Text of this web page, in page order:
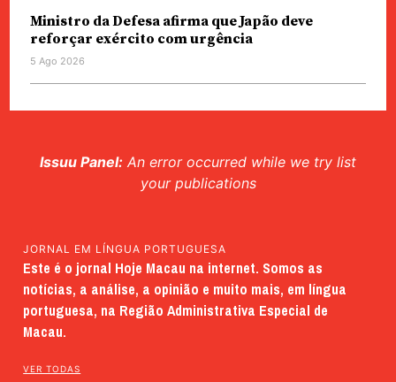
Ministro da Defesa afirma que Japão deve
reforçar exército com urgência
5 Ago 2026
Issuu Panel: An error occurred while we try list
your publications
JORNAL EM LÍNGUA PORTUGUESA
Este é o jornal Hoje Macau na internet. Somos as
notícias, a análise, a opinião e muito mais, em língua
portuguesa, na Região Administrativa Especial de
Macau.
VER TODAS